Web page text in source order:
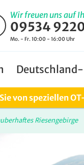
Wir freuen uns auf
09534
Mo. - Fr. 10:00 - 16:00 Uhr
Deutschland-
von speziellen
Riesengebirge